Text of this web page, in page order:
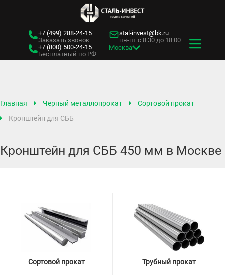
+7 (499) 288-24-15
Заказать звонок
+7 (800) 500-24-15
Бесплатный по РФ
stal-invest@bk.ru
пн-пт с 8:30 до 18:00
Москва
Главная Черный металлопрокат
Сортовой прокат
Кронштейн для СББ
Кронштейн для СББ 450 мм в Москве
Сортовой прокат Трубный прокат